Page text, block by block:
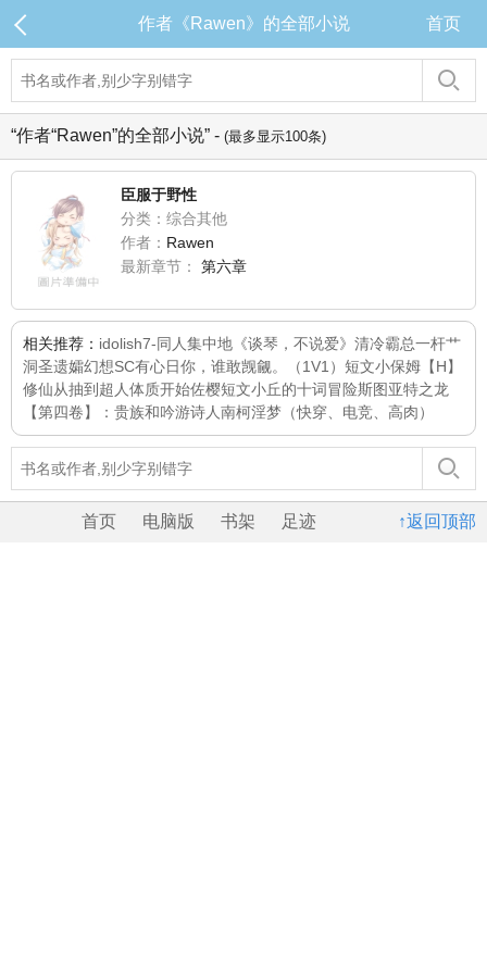
作者《Rawen》的全部小说 首页
“作者“Rawen”的全部小说” - (最多显示100条)
臣服于野性
分类：综合其他
作者： Rawen
最新章节：
第六章
相关推荐： idolish7-同人集中地 《谈琴，不说爱》 清冷霸总一杆艹
洞圣遗孀幻想SC有心日你，谁敢觊觎。（1V1） 短文小保姆【H】
修仙从抽到超人体质开始佐樱短文小丘的十词冒险斯图亚特之龙
【第四卷】：贵族和吟游诗人南柯淫梦（快穿、电竞、高肉）
↑返回顶部
首页 电脑版 书架 足迹